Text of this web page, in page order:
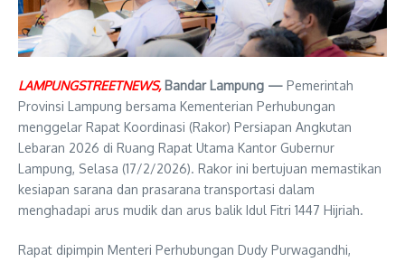
LAMPUNGSTREETNEWS, Bandar Lampung — Pemerintah
Provinsi Lampung bersama Kementerian Perhubungan
menggelar Rapat Koordinasi (Rakor) Persiapan Angkutan
Lebaran 2026 di Ruang Rapat Utama Kantor Gubernur
Lampung, Selasa (17/2/2026). Rakor ini bertujuan memastikan
kesiapan sarana dan prasarana transportasi dalam
menghadapi arus mudik dan arus balik Idul Fitri 1447 Hijriah.
Rapat dipimpin Menteri Perhubungan Dudy Purwagandhi,